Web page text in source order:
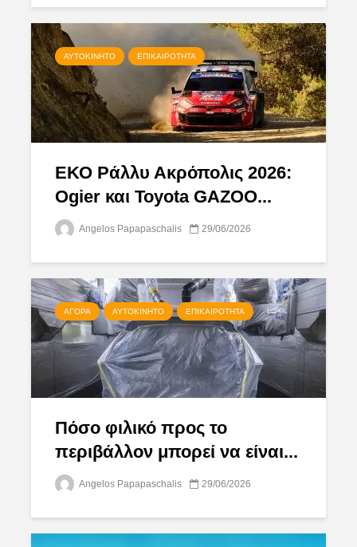
ΑΥΤΟΚΊΝΗΤΟ ΕΠΙΚΑΙΡΌΤΗΤΑ
ΕΚΟ Ράλλυ Ακρόπολις 2026:
Ogier και Toyota GAZOO...
Angelos Papapaschalis 29/06/2026
ΑΓΟΡΆ ΑΥΤΟΚΊΝΗΤΟ ΕΠΙΚΑΙΡΌΤΗΤΑ
Πόσο φιλικό προς το
περιβάλλον μπορεί να είναι...
Angelos Papapaschalis 29/06/2026